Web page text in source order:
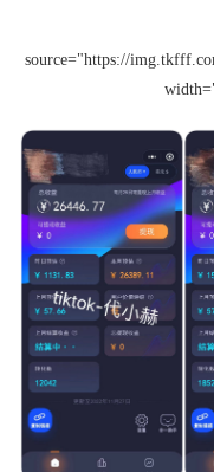
source="https://